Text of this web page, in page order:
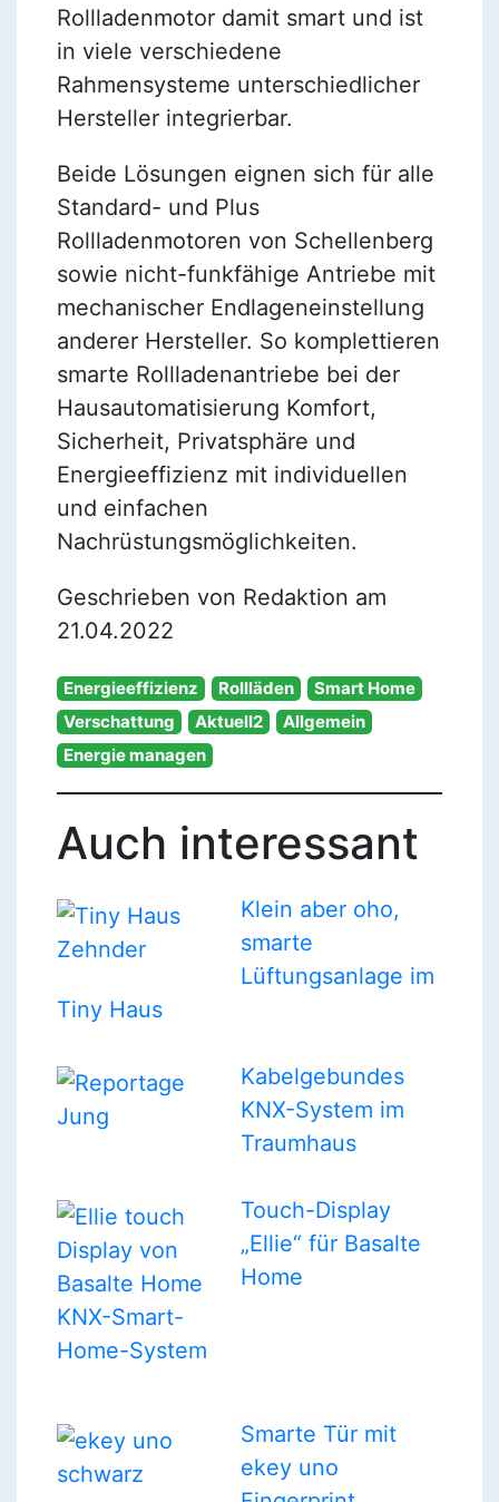
Rollladenmotor damit smart und ist
in viele verschiedene
Rahmensysteme unterschiedlicher
Hersteller integrierbar.
Beide Lösungen eignen sich für alle
Standard- und Plus
Rollladenmotoren von Schellenberg
sowie nicht-funkfähige Antriebe mit
mechanischer Endlageneinstellung
anderer Hersteller. So komplettieren
smarte Rollladenantriebe bei der
Hausautomatisierung Komfort,
Sicherheit, Privatsphäre und
Energieeffizienz mit individuellen
und einfachen
Nachrüstungsmöglichkeiten.
Geschrieben von Redaktion am
21.04.2022
Energieeffizienz Rollläden
Smart Home
Verschattung
Aktuell2
Allgemein
Energie managen
Auch interessant
Klein aber oho,
smarte
Lüftungsanlage im
Tiny Haus
Kabelgebundes
KNX-System im
Traumhaus
Touch-Display
„Ellie“ für Basalte
Home
Smarte Tür mit
ekey uno